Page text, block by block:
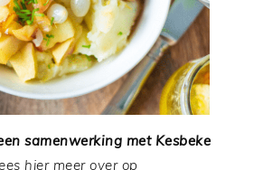
samenwerking met Kesbeke
hier meer over op